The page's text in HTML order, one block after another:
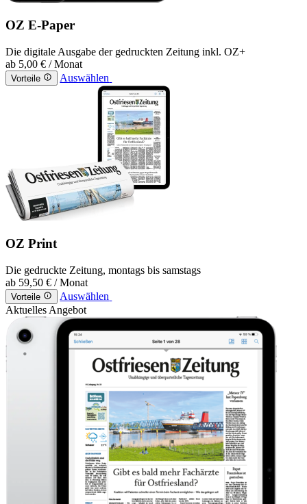
OZ E-Paper
Die digitale Ausgabe der gedruckten Zeitung inkl. OZ+
ab 5,00 € / Monat
Vorteile Auswählen
OZ Print
Die gedruckte Zeitung, montags bis samstags
ab 59,50 € / Monat
Vorteile
Auswählen
Aktuelles Angebot